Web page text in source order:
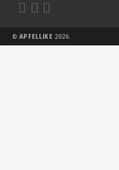
  
©APFELLIKE 2026.